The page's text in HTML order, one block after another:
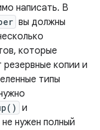
написать. В
вы должны
которые
копии и
типы
и
нужен полный